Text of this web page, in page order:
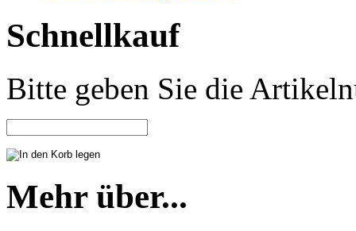
Schnellkauf
Bitte geben Sie die
Mehr über...